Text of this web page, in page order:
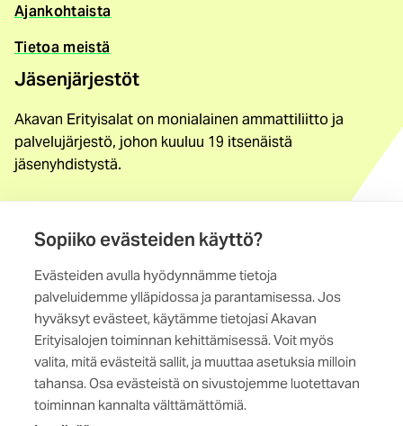
Sopiiko evästeiden käyttö?
Evästeiden avulla hyödynnämme tietoja
palveluidemme ylläpidossa ja parantamisessa. Jos
hyväksyt evästeet, käytämme tietojasi Akavan
Erityisalojen toiminnan kehittämisessä. Voit myös
valita, mitä evästeitä sallit, ja muuttaa asetuksia milloin
tahansa. Osa evästeistä on sivustojemme luotettavan
toiminnan kannalta välttämättömiä.
Ajankohtaista
Tietoa meistä
Jäsenjärjestöt
Akavan Erityisalat on monialainen ammattiliitto ja
palvelujärjestö, johon kuuluu 19 itsenäistä
jäsenyhdistystä.
Yhteystiedot
Maistraatinportti 4 A, 6. krs
00240 Helsinki
Kaikki yhteystiedot